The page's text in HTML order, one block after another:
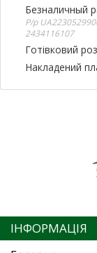
Безналичный
Р/р
2434116107
Готівковий
Накладений
ІНФОРМАЦІЯ